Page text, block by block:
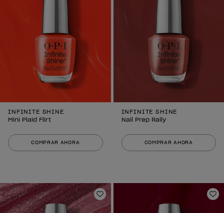
INFINITE SHINE
Mini Plaid Flirt
COMPRAR AHORA
INFINITE SHINE
Nail Prep Rally
COMPRAR AHORA
Añadir a la lista de deseos